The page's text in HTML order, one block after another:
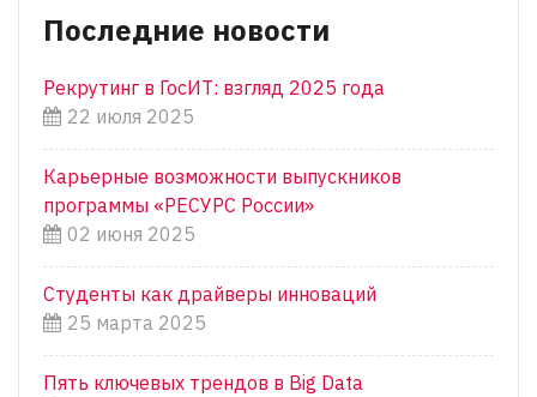
Последние новости
Рекрутинг в ГосИТ: взгляд 2025 года
22 июля 2025
Карьерные возможности выпускников
программы «РЕСУРС России»
02 июня 2025
Студенты как драйверы инноваций
25 марта 2025
Пять ключевых трендов в Big Data